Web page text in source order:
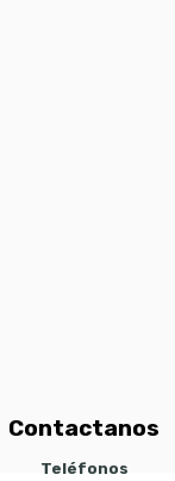
Contactanos
Teléfonos